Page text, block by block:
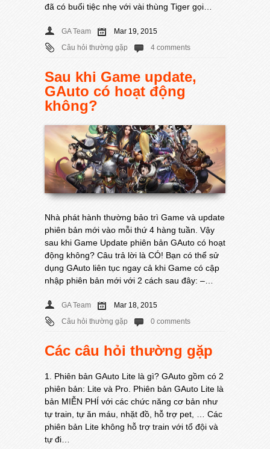
đã có buổi tiệc nhẹ với vài thùng Tiger gọi…
GA Team
Mar 19, 2015
Câu hỏi thường gặp
4 comments
Sau khi Game update,
GAuto có hoạt động
không?
Nhà phát hành thường bảo trì Game và update
phiên bản mới vào mỗi thứ 4 hàng tuần. Vậy
sau khi Game Update phiên bản GAuto có hoạt
động không? Câu trả lời là CÓ! Bạn có thể sử
dụng GAuto liên tục ngay cả khi Game có cập
nhập phiên bản mới với 2 cách sau đây: –…
GA Team
Mar 18, 2015
Câu hỏi thường gặp
0 comments
Các câu hỏi thường gặp
1. Phiên bản GAuto Lite là gì? GAuto gồm có 2
phiên bản: Lite và Pro. Phiên bản GAuto Lite là
bản MIỄN PHÍ với các chức năng cơ bản như
tự train, tự ăn máu, nhặt đồ, hỗ trợ pet, … Các
phiên bản Lite không hỗ trợ train với tổ đội và
tự đi…